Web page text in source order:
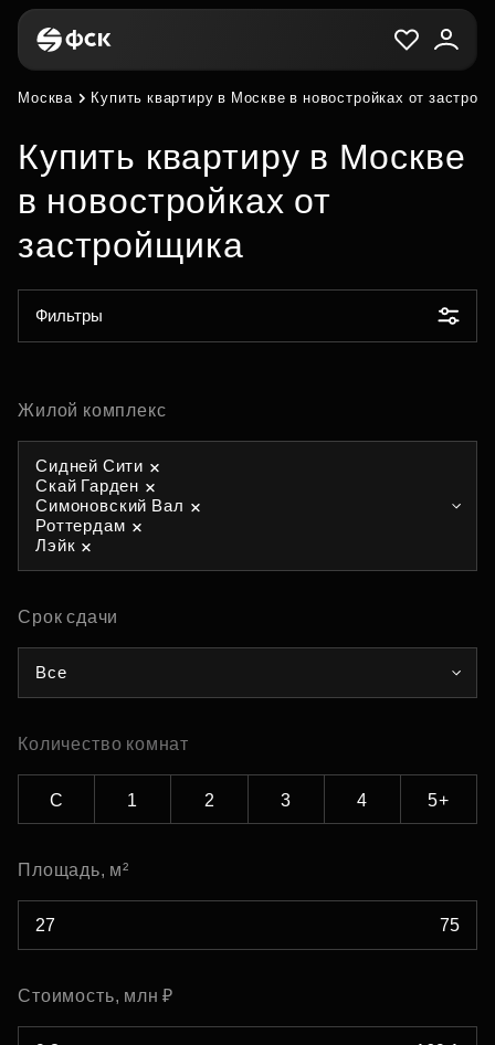
Москва Купить квартиру в Москве в новостройках от
Купить квартиру в Москве
в новостройках от
застройщика
Фильтры
Жилой комплекс
Сидней Сити
Скай Гарден
Симоновский Вал
Роттердам
Лэйк
Срок сдачи
Все
Количество комнат
С 1 2 3 4 5+
Площадь, м²
Стоимость, млн ₽